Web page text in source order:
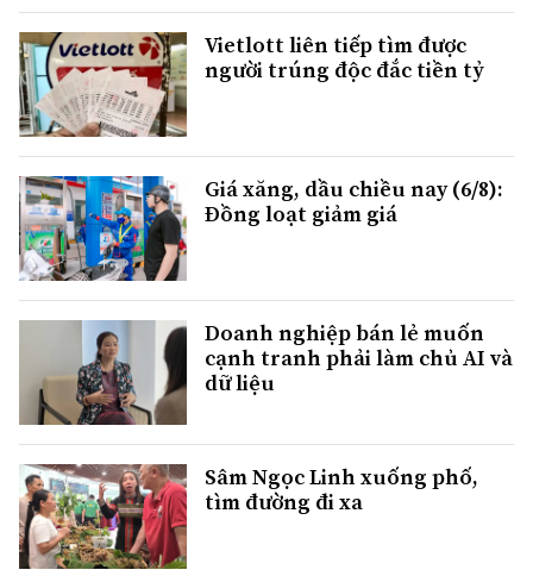
Vietlott liên tiếp tìm được
người trúng độc đắc tiền tỷ
Giá xăng, dầu chiều nay (6/8):
Đồng loạt giảm giá
Doanh nghiệp bán lẻ muốn
cạnh tranh phải làm chủ AI và
dữ liệu
Sâm Ngọc Linh xuống phố,
tìm đường đi xa